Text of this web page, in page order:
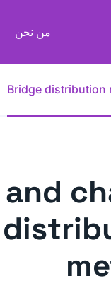
من نحن
Bridge distribution